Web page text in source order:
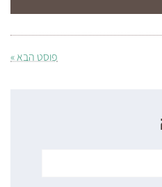
פוסט הבא »